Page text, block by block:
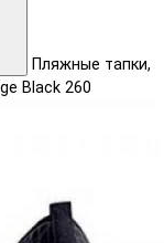
Пляжные тапки,
Black 260